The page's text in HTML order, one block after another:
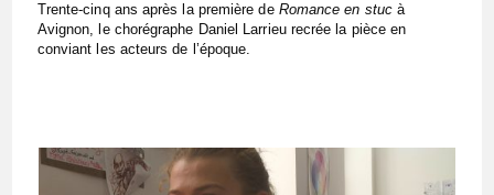
Trente-cinq ans après la première de Romance en stucà
Avignon, le chorégraphe Daniel Larrieu recrée la pièce en
conviant les acteurs de l’époque.